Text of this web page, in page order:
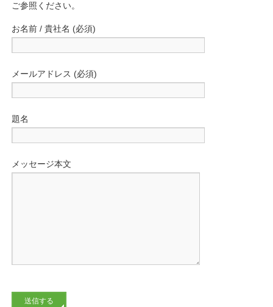
ご参照ください。
お名前 / 貴社名 (必須)
メールアドレス (必須)
題名
メッセージ本文